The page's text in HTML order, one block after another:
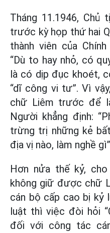
Tháng 11.1946,
trước kỳ họp thứ hai
thành viên của
“Dù to hay nhỏ, có
là có dịp đục khoét,
“dĩ công vi tư”. Vì
chữ Liêm trước để
Người khẳng định:
trừng trị những kẻ
địa vị nào, làm nghề
Hơn nửa thế kỷ,
không giữ được chữ
cán bộ cấp cao bị kỷ
luật thì việc đòi hỏi
đối với công tác